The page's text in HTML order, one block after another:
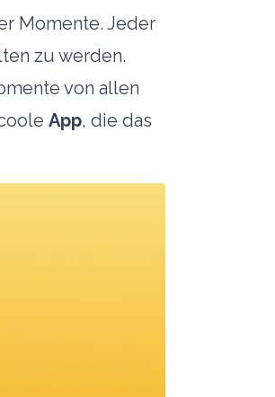
Momente. Jeder
zu werden.
von allen
App, die das